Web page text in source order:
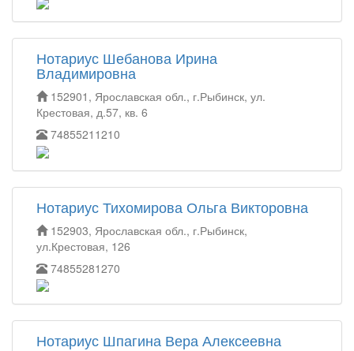
Нотариус Шебанова Ирина
Владимировна
152901, Ярославская обл., г.Рыбинск, ул.
Крестовая, д.57, кв. 6
74855211210
Нотариус Тихомирова Ольга Викторовна
152903, Ярославская обл., г.Рыбинск,
ул.Крестовая, 126
74855281270
Нотариус Шпагина Вера Алексеевна